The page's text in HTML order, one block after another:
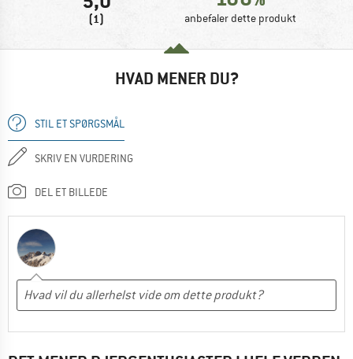
(1) anbefaler dette produkt
HVAD MENER DU?
STIL ET SPØRGSMÅL
SKRIV EN VURDERING
DEL ET BILLEDE